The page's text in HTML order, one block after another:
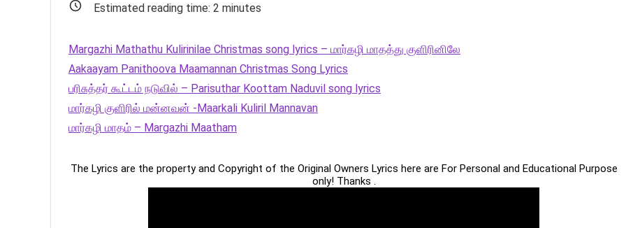
Estimated reading time: 2 minutes
Margazhi Mathathu Kulirinilae Christmas song lyrics – மார்கழி மாதத்து குளிரினிலே
Aakaayam Panithoova Maamannan Christmas Song Lyrics
பரிசுத்தர் கூட்டம் நடுவில் – Parisuthar Koottam Naduvil song lyrics
மார்கழி குளிரில் மன்னவன் -Maarkali Kuliril Mannavan
மார்கழி மாதம் – Margazhi Maatham
The Lyrics are the property and Copyright of the Original Owners Lyrics here are For Personal and Educational Purpose
only! Thanks .